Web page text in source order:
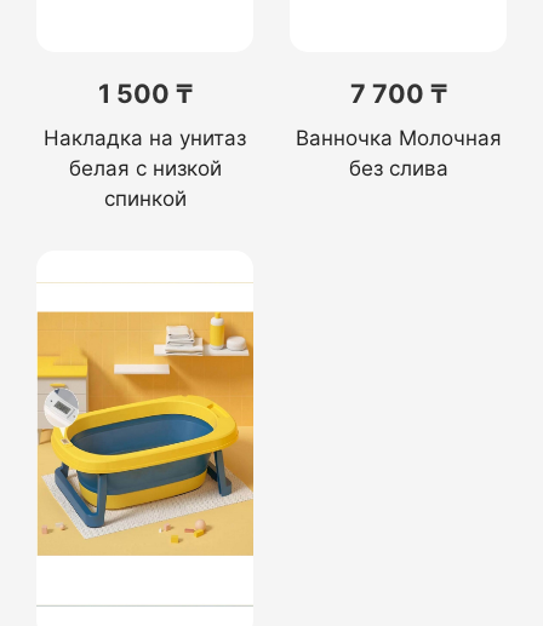
1 500 ₸
Накладка на унитаз
белая с низкой
спинкой
7 700 ₸
Ванночка Молочная
без слива